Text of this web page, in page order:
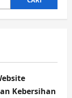
Kebersihan